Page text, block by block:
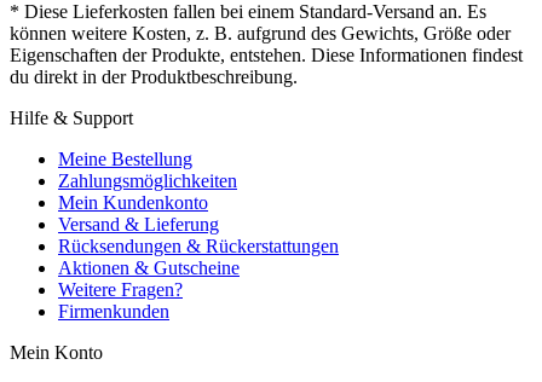
* Diese Lieferkosten fallen bei einem Standard-Versand an. Es
können weitere Kosten, z. B. aufgrund des Gewichts, Größe oder
Eigenschaften der Produkte, entstehen. Diese Informationen findest
du direkt in der Produktbeschreibung.
Hilfe & Support
Meine Bestellung
Zahlungsmöglichkeiten
Mein Kundenkonto
Versand & Lieferung
Rücksendungen & Rückerstattungen
Aktionen & Gutscheine
Weitere Fragen?
Firmenkunden
Mein Konto